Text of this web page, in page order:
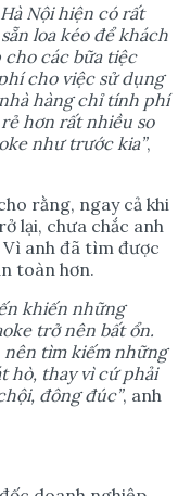
Nội hiện có rất
loa kéo để khách
các bữa tiệc
cho việc sử dụng
hàng chỉ tính phí
hơn rất nhiều so
như trước kia”,
rằng, ngay cả khi
lại, chưa chắc anh
anh đã tìm được
toàn hơn.
khiến những
trở nên bất ổn.
tìm kiếm những
hò, thay vì cứ phải
đông đúc”, anh